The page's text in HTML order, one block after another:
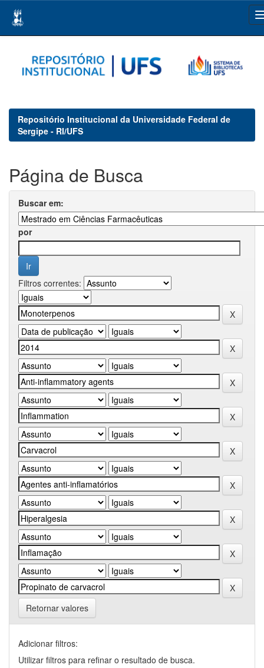
navigation
Repositório Institucional da Universidade Federal de
Sergipe - RI/UFS
Página de Busca
Buscar em:
por
Filtros correntes:
Retornar valores
Adicionar filtros:
Utilizar filtros para refinar o resultado de busca.